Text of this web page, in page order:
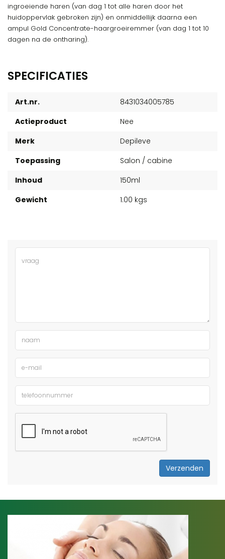
ingroeiende haren (van dag 1 tot alle haren door het
huidoppervlak gebroken zijn) en onmiddellijk daarna een
ampul Gold Concentrate-haargroeiremmer (van dag 1 tot 10
dagen na de ontharing).
SPECIFICATIES
Art.nr.
8431034005785
Actieproduct
Nee
Merk
Depileve
Toepassing
Salon / cabine
Inhoud
150ml
Gewicht
1.00 kgs
Verzenden